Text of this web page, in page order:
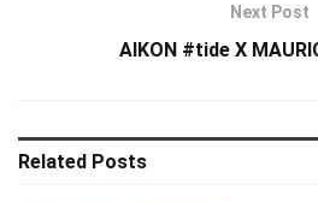
Next Post
AIKON #tide X
Related Posts